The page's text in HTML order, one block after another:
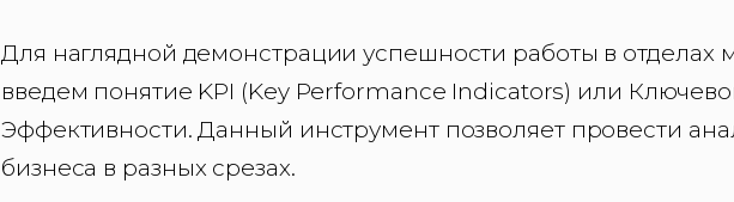
Для наглядной демонстрации успешности работы в отделах
введем понятие KPI (Key Performance Indicators) или
Эффективности. Данный инструмент позволяет провести
бизнеса в разных срезах.